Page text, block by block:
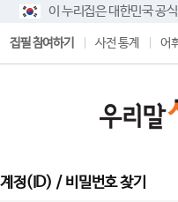
이 누리집은 대한민국 공
집필 참여하기 사전 통계 어
계정(ID) / 비밀번호 찾기